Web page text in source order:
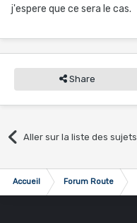
j'espere que ce sera le cas.
Share
Aller sur la liste des sujets
Accueil Forum Route